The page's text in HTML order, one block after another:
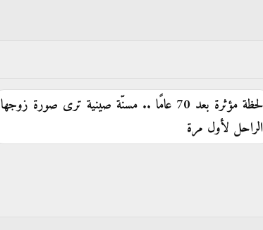
لحظة مؤثرة بعد 70 عامًا .. مسنّة صينية ترى صورة زوجها
الراحل لأول مرة